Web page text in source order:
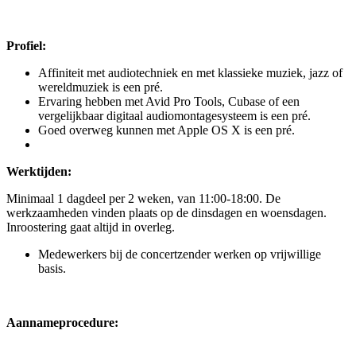
Profiel:
Affiniteit met audiotechniek en met klassieke muziek, jazz of
wereldmuziek is een pré.
Ervaring hebben met Avid Pro Tools, Cubase of een
vergelijkbaar digitaal audiomontagesysteem is een pré.
Goed overweg kunnen met Apple OS X is een pré.
Werktijden:
Minimaal 1 dagdeel per 2 weken, van 11:00-18:00. De
werkzaamheden vinden plaats op de dinsdagen en woensdagen.
Inroostering gaat altijd in overleg.
Medewerkers bij de concertzender werken op vrijwillige
basis.
Aannameprocedure: